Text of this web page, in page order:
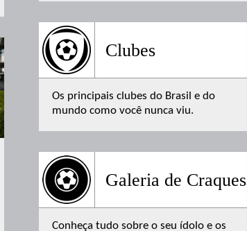
Clubes
Os principais clubes do Brasil e do
mundo como você nunca viu.
Galeria de Craques
Conheça tudo sobre o seu ídolo e os